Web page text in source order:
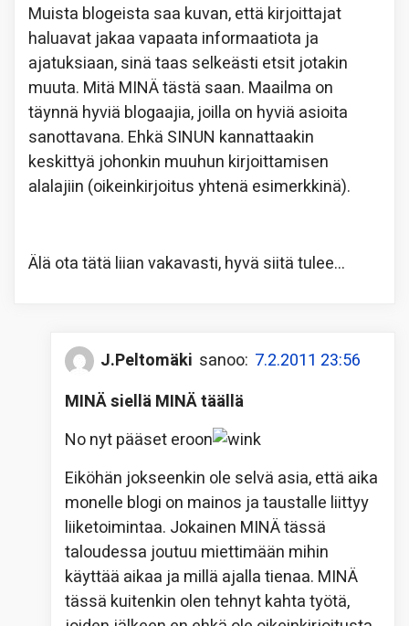
Muista blogeista saa kuvan, että kirjoittajat
haluavat jakaa vapaata informaatiota ja
ajatuksiaan, sinä taas selkeästi etsit jotakin
muuta. Mitä MINÄ tästä saan. Maailma on
täynnä hyviä blogaajia, joilla on hyviä asioita
sanottavana. Ehkä SINUN kannattaakin
keskittyä johonkin muuhun kirjoittamisen
alalajiin (oikeinkirjoitus yhtenä esimerkkinä).
Älä ota tätä liian vakavasti, hyvä siitä tulee…
J.Peltomäki sanoo: 7.2.2011 23:56
MINÄ siellä MINÄ täällä
No nyt pääset eroon
Eiköhän jokseenkin ole selvä asia, että aika
monelle blogi on mainos ja taustalle liittyy
liiketoimintaa. Jokainen MINÄ tässä
taloudessa joutuu miettimään mihin
käyttää aikaa ja millä ajalla tienaa. MINÄ
tässä kuitenkin olen tehnyt kahta työtä,